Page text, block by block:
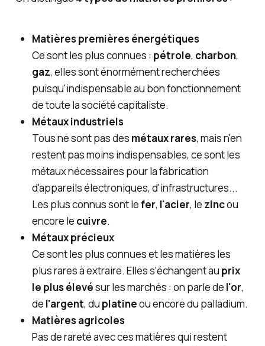
Matières premières énergétiques
Ce sont les plus connues : pétrole, charbon,
gaz, elles sont énormément recherchées
puisqu'indispensable au bon fonctionnement
de toute la société capitaliste.
Métaux industriels
Tous ne sont pas des métaux rares, mais n'en
restent pas moins indispensables, ce sont les
métaux nécessaires pour la fabrication
d'appareils électroniques, d'infrastructures...
Les plus connus sont lefer, l'acier, le zincou
encore le cuivre.
Métaux précieux
Ce sont les plus connues et les matières les
plus rares à extraire. Elles s'échangent au prix
le plus élevésur les marchés : on parle de l'or,
de l'argent, du platineou encore du palladium.
Matières agricoles
Pas de rareté avec ces matières qui restent